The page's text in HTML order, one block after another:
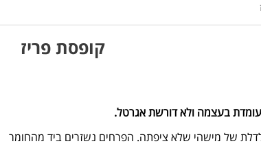
קופסת פריז
בעצמה ולא דורשת אגרטל.
של מישהי שלא ציפתה. הפרחים נשזרים ביד מהחומר